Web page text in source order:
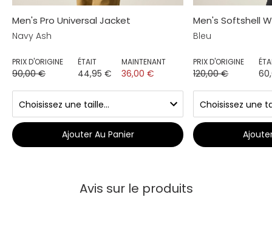
Men's Pro Universal Jacket
Navy Ash
PRIX D'ORIGINE
90,00 €
ÉTAIT
44,95 €
MAINTENANT
36,00 €
Ajouter Au Panier
Men's Softshell
Bleu
PRIX D'ORIGINE
120,00 €
Avis sur le produits